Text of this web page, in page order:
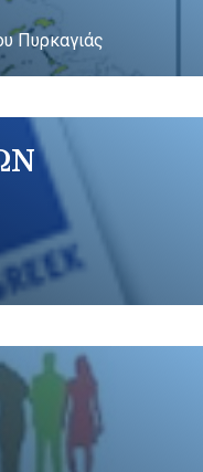
Πυρκαγιάς